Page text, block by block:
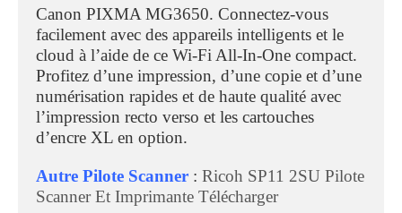
Canon PIXMA MG3650. Connectez-vous
facilement avec des appareils intelligents et le
cloud à l’aide de ce Wi-Fi All-In-One compact.
Profitez d’une impression, d’une copie et d’une
numérisation rapides et de haute qualité avec
l’impression recto verso et les cartouches
d’encre XL en option.
Autre Pilote Scanner : Ricoh SP11 2SU Pilote
Scanner Et Imprimante Télécharger